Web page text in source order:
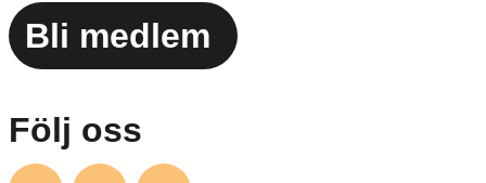
Bli medlem
Följ oss